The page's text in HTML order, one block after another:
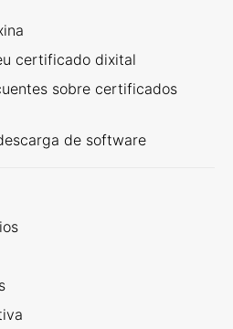
certificado dixital
sobre certificados
de software